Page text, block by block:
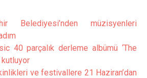
Belediyesi’nden müzisyenleri
40 parçalık derleme albümü ‘The
kutluyor
ve festivallere 21 Haziran’dan